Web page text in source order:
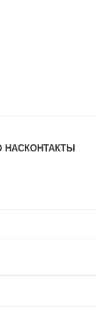
НАСКОНТАКТЫ